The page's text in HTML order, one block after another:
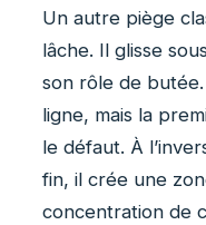
Un autre piège
lâche. Il glisse
son rôle de
ligne, mais la
le défaut. À
fin, il crée une
concentration de